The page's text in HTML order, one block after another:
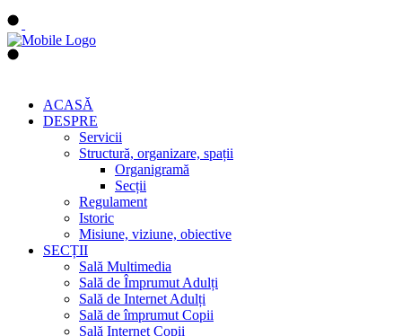
ACASĂ
DESPRE
Servicii
Structură, organizare, spații
Organigramă
Secții
Regulament
Istoric
Misiune, viziune, obiective
SECȚII
Sală Multimedia
Sală de Împrumut Adulți
Sală de Internet Adulți
Sală de împrumut Copii
Sală Internet Copii